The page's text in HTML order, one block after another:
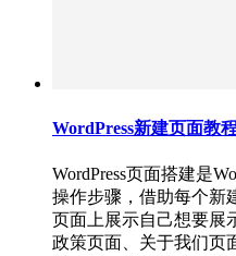
WordPress新建页面教
WordPress页面搭建是
操作步骤，借助每个新
页面上展示自己想要展
政策页面、关于我们页